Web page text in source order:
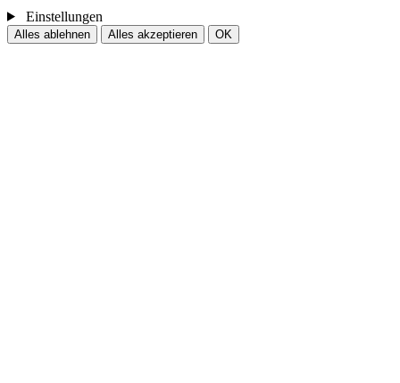
Einstellungen
Alles ablehnen Alles akzeptieren OK